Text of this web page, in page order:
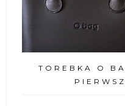
TOREBKA O